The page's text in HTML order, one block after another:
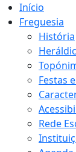
Início
Freguesia
História
Festas
Rede